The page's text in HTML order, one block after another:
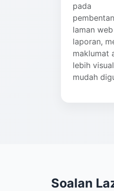
pada
laman
laporan,
maklumat
lebih
mudah
Soalan